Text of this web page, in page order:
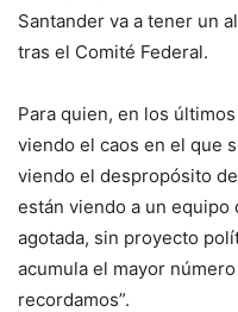
Santander va a tener un
tras el Comité Federal.
Para quien, en los
viendo el caos en el que
viendo el despropósito
están viendo a un equipo
agotada, sin proyecto
acumula el mayor
recordamos”.